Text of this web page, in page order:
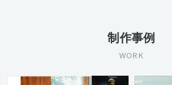
制作事例
WORK